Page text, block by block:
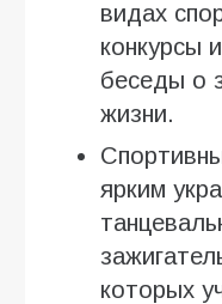
видах
конкурсы
беседы о
жизни.
ярким
которых